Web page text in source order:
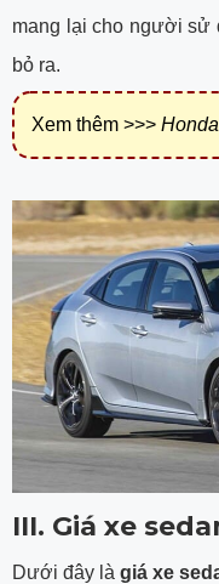
mang lại cho người sử
bỏ ra.
Xem thêm >>>
III. Giá xe
Dưới đây là giá xe